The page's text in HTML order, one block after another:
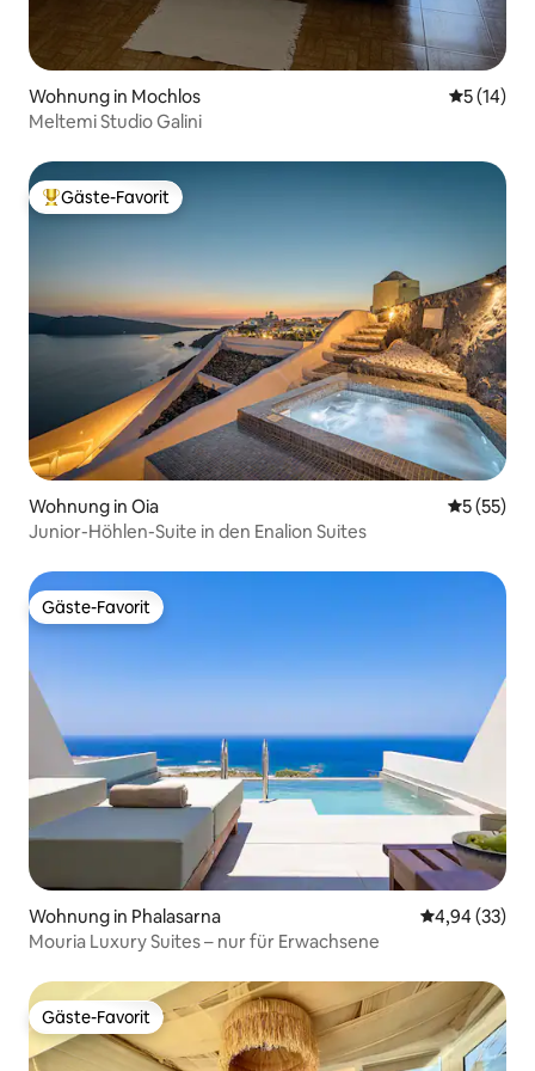
Wohnung in Mochlos
5 (14)
Meltemi Studio Galini
Beliebter Gäste-Favorit.
Gäste-Favorit
Wohnung in Oia
5 (55)
Junior-Höhlen-Suite in den Enalion Suites
Gäste-Favorit
Gäste-Favorit
Wohnung in Phalasarna
4,94 (33)
Mouria Luxury Suites – nur für Erwachsene
Gäste-Favorit
Gäste-Favorit